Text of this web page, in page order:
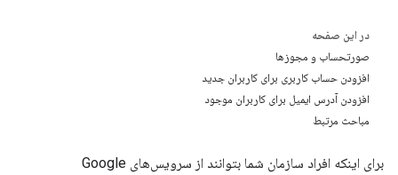
در این صفحه
صورتحساب و مجوزها
افزودن حساب کاربری برای کاربران جدید
افزودن آدرس ایمیل برای کاربران موجود
مباحث مرتبط
برای اینکه افراد سازمان شما بتوانند از سرویس‌های Google